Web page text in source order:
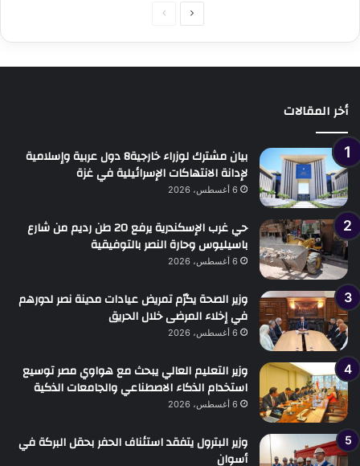
الصفحةالصفحة
أخر المقالات
بيان مشترك لوزراء خارجية8 دول عربية وإسلامية
لإدانة الانتهاكات الإسرائيلية في غزة
6 أغسطس، 2026
حي غرب الإسكندرية يرفع 20 طن رديم من شارع
باسيليوس وحارة النصر بالتوفيقية
6 أغسطس، 2026
وزير الصحة يكرّم تمريض عيادات مدينة نصر لدورهم
في إخلاء المرضى خلال الحريق
6 أغسطس، 2026
وزير التعليم العالي يبحث مع هواوي مصر توسيع
استخدام الذكاء الاصطناعي والجامعات الذكية
6 أغسطس، 2026
وزير البترول يتفقد استئناف الحفر بحقل البركة في
أسوان